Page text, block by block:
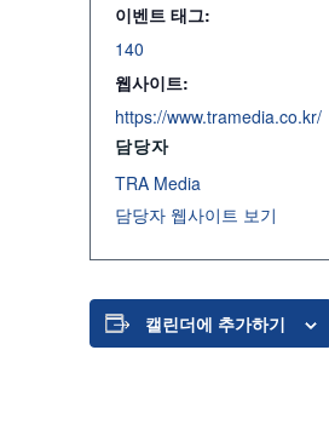
이벤트 태그:
140
웹사이트:
https://www.tramedia.co.kr/
담당자
TRA Media
담당자 웹사이트 보기
캘린더에 추가하기